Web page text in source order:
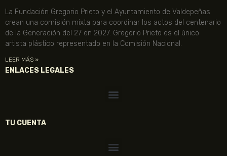
La Fundación Gregorio Prieto y el Ayuntamiento de Valdepeñas
crean una comisión mixta para coordinar los actos del centenario
de la Generación del 27 en 2027. Gregorio Prieto es el único
artista plástico representado en la Comisión Nacional.
LEER MÁS »
ENLACES LEGALES
TU CUENTA